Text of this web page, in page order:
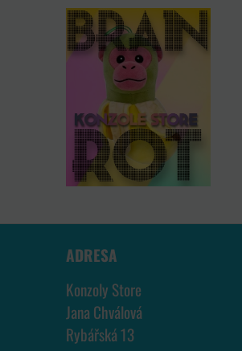
ADRESA
Konzoly Store
Jana Chválová
Rybářská 13